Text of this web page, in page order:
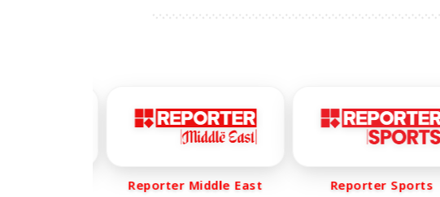
Reporter Middle East Reporter Sports